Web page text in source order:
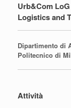
Urb&Com
Logistics and
Dipartimento di
Politecnico di
Attività